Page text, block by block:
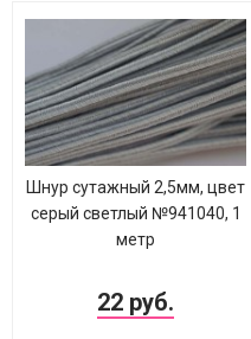
Шнур сутажный 2,5мм, цвет
серый светлый №941040, 1
метр
22 руб.